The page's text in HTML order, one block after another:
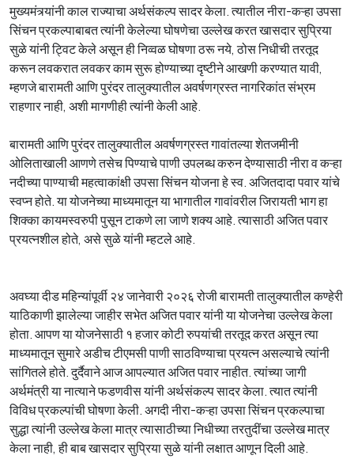
मुख्यमंत्र्यांनी काल राज्याचा अर्थसंकल्प सादर केला. त्यातील नीरा-कऱ्हा उपसा
सिंचन प्रकल्पाबाबत त्यांनी केलेल्या घोषणेचा उल्लेख करत खासदार सुप्रिया
सुळे यांनी ट्विट केले असून ही निव्वळ घोषणा ठरू नये, ठोस निधीची तरतूद
करून लवकरात लवकर काम सुरू होण्याच्या दृष्टीने आखणी करण्यात यावी,
म्हणजे बारामती आणि पुरंदर तालुक्यातील अवर्षणग्रस्त नागरिकांत संभ्रम
राहणार नाही, अशी मागणीही त्यांनी केली आहे.
बारामती आणि पुरंदर तालुक्यातील अवर्षणग्रस्त गावांतल्या शेतजमीनी
ओलिताखाली आणणे तसेच पिण्याचे पाणी उपलब्ध करुन देण्यासाठी नीरा व कऱ्हा
नदीच्या पाण्याची महत्वाकांक्षी उपसा सिंचन योजना हे स्व. अजितदादा पवार यांचे
स्वप्न होते. या योजनेच्या माध्यमातून या भागातील गावांवरील जिरायती भाग हा
शिक्का कायमस्वरुपी पुसून टाकणे ला जाणे शक्य आहे. त्यासाठी अजित पवार
प्रयत्नशील होते, असे सुळे यांनी म्हटले आहे.
अवघ्या दीड महिन्यांपूर्वी २४ जानेवारी २०२६ रोजी बारामती तालुक्यातील कण्हेरी
याठिकाणी झालेल्या जाहीर सभेत अजित पवार यांनी या योजनेचा उल्लेख केला
होता. आपण या योजनेसाठी १ हजार कोटी रुपयांची तरतूद करत असून त्या
माध्यमातून सुमारे अडीच टीएमसी पाणी साठविण्याचा प्रयत्न असल्याचे त्यांनी
सांगितले होते. दुर्दैवाने आज आपल्यात अजित पवार नाहीत. त्यांच्या जागी
अर्थमंत्री या नात्याने फडणवीस यांनी अर्थसंकल्प सादर केला. त्यात त्यांनी
विविध प्रकल्पांची घोषणा केली. अगदी नीरा-कऱ्हा उपसा सिंचन प्रकल्पाचा
सुद्धा त्यांनी उल्लेख केला मात्र त्यासाठीच्या निधीच्या तरतुदींचा उल्लेख मात्र
केला नाही, ही बाब खासदार सुप्रिया सुळे यांनी लक्षात आणून दिली आहे.